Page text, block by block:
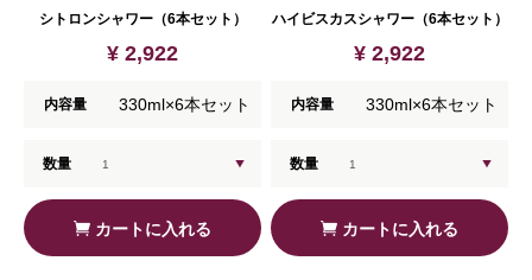
シトロンシャワー（6本セット）
¥ 2,922
内容量 330ml×6本セット
数量
カートに入れる
ハイビスカスシャワー（6本セット）
¥ 2,922
内容量 330ml×6本セット
数量
カートに入れる